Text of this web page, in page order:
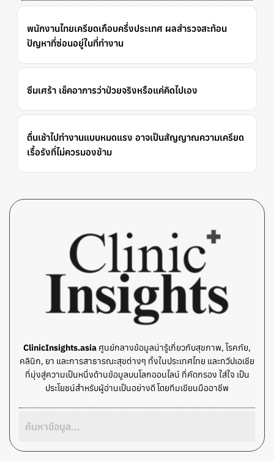
พนักงานไทยเครียดเกือบครึ่งประเทศ ผลสำรวจสะท้อน
ปัญหาที่ซ่อนอยู่ในที่ทำงาน
ซึมเศร้า เช็คอาการว่าป่วยจริงหรือแค่คิดไปเอง
ตื่นเช้าไปทำงานแบบหมดแรง อาจเป็นสัญญาณความเครียด
เรื้อรังที่ไม่ควรมองข้าม
ClinicInsights.asia ศูนย์กลางข้อมูลน่ารู้เกี่ยวกับสุขภาพ, โรคภัย,
คลินิก, ยา และการสาธารณะสุขต่างๆ ทั้งในประเทศไทย และทวีปเอเชีย
ที่มุ่งสู่ความเป็นหนึ่งด้านข้อมูลบนโลกออนไลน์ ที่คัดกรอง ใส่ใจ เป็น
ประโยชน์สำหรับผู้อ่านเป็นอย่างดี โดยทีมเขียนมืออาชีพ